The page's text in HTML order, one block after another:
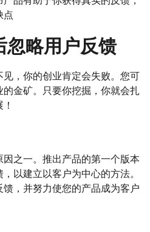
点
忽略用户反馈
，你的创业肯定会失败。您可
金矿。只要你挖掘，你就会扎
之一。推出产品的第一个版本
以建立以客户为中心的方法。
，并努力使您的产品成为客户